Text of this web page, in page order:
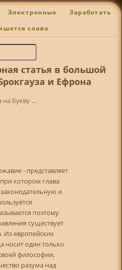
Электронные Заработать
слово
статья в большой
и Ефрона
на букву ...
- представляет
котором глава
законодательную и
поэтому
существует
Из европейских
носит один только
философии,
разума над